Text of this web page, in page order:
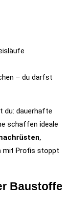
– du darfst
du: dauerhafte
schaffen ideale
,
mit Profis stoppt
Baustoffe